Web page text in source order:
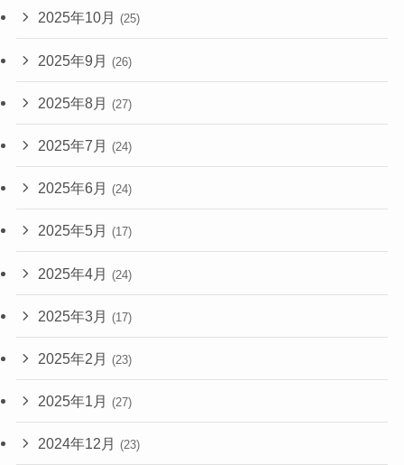
2025年10月 (25)
2025年9月 (26)
2025年8月 (27)
2025年7月 (24)
2025年6月 (24)
2025年5月 (17)
2025年4月 (24)
2025年3月 (17)
2025年2月 (23)
2025年1月 (27)
2024年12月 (23)